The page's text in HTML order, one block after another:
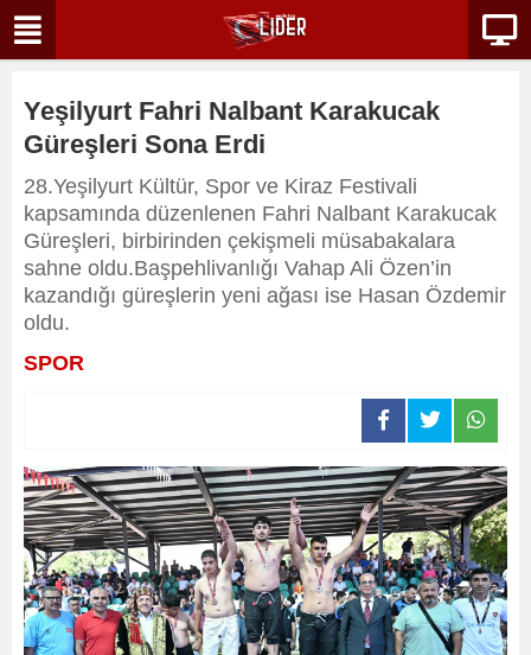
Yeşilyurt Fahri Nalbant Karakucak
Güreşleri Sona Erdi
28.Yeşilyurt Kültür, Spor ve Kiraz Festivali
kapsamında düzenlenen Fahri Nalbant Karakucak
Güreşleri, birbirinden çekişmeli müsabakalara
sahne oldu.Başpehlivanlığı Vahap Ali Özen’in
kazandığı güreşlerin yeni ağası ise Hasan Özdemir
oldu.
SPOR